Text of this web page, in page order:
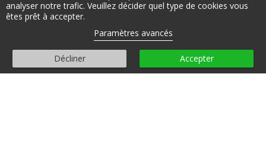
Transtrak, c'est une gamme de produits ingénieux
conçus pour augmenter la productivité en
diminuant la pénibilité.
analyser notre trafic. Veuillez décider quel type de cookies vous
êtes prêt à accepter.
Paramètres avancés
Décliner Accepter